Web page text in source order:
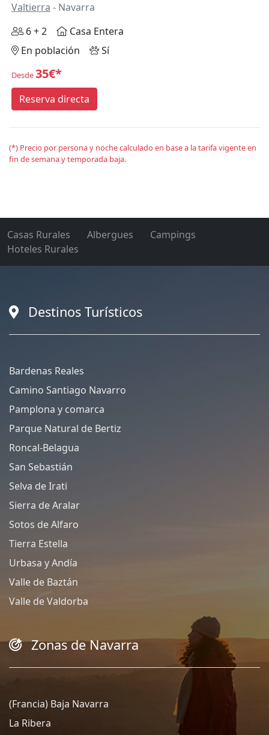
Valtierra - Navarra
6 + 2
Casa Entera
En población
Sí
Desde35€*
Reserva directa
(*) Precio por persona y noche calculado en base a la tarifa vigente en
fin de semana y temporada baja.
Casas Rurales Albergues
Campings
Hoteles Rurales
Destinos Turísticos
Bardenas Reales
Camino Santiago Navarro
Pamplona y comarca
Parque Natural de Bertiz
Roncal-Belagua
San Sebastián
Selva de Irati
Sierra de Aralar
Sotos de Alfaro
Tierra Estella
Urbasa y Andía
Valle de Baztán
Valle de Valdorba
Zonas de Navarra
(Francia) Baja Navarra
La Ribera